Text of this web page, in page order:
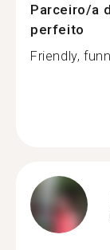
Parceiro/a
perfeito
Friendly,